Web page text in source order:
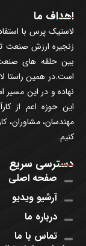
اهداف ما
لاستیک پرس با
زنجیره ارزش صنعت
بین حلقه های
است.در همین راستا
نهاده و در این مسیر
این حوزه اعم از
مهندسان، مشاوران،
کنیم.
دسترسی سریع
صفحه اصلی
آرشیو ویدیو
درباره ما
تماس با ما